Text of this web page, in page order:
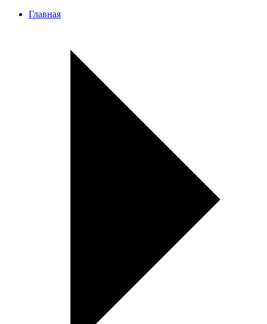
Главная